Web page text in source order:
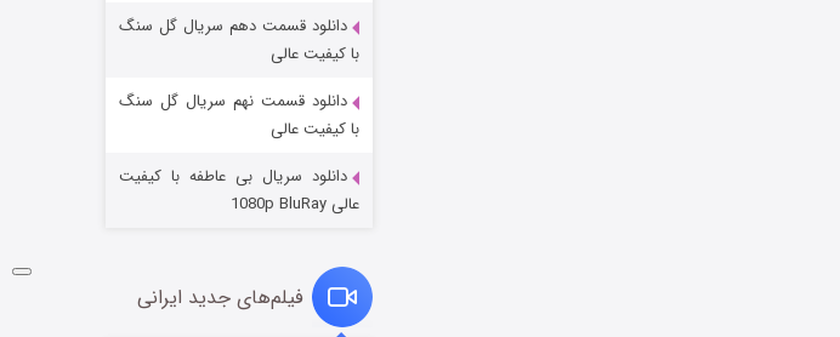
شکست استوارت در نجات جهان
قسمت ۷ (زیرنویس) منتشر شد
دانلود قسمت دهم سریال گل سنگ
با کیفیت عالی
دانلود قسمت نهم سریال گل سنگ
با کیفیت عالی
دانلود سریال بی عاطفه با کیفیت
عالی 1080p BluRay
فیلم‌های جدید ایرانی